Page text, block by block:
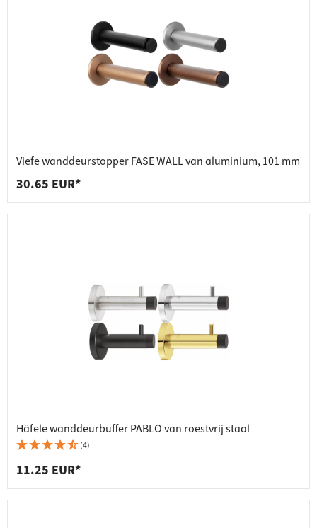
Viefe wanddeurstopper FASE WALL van aluminium, 101 mm
30.65 EUR*
Häfele wanddeurbuffer PABLO van roestvrij staal
(4)
11.25 EUR*